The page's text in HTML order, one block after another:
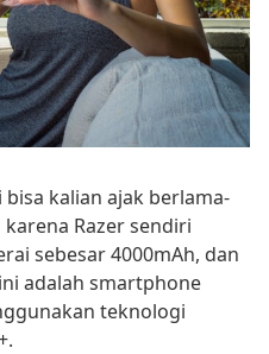
kalian ajak berlama-
Razer sendiri
sebesar 4000mAh, dan
adalah smartphone
teknologi